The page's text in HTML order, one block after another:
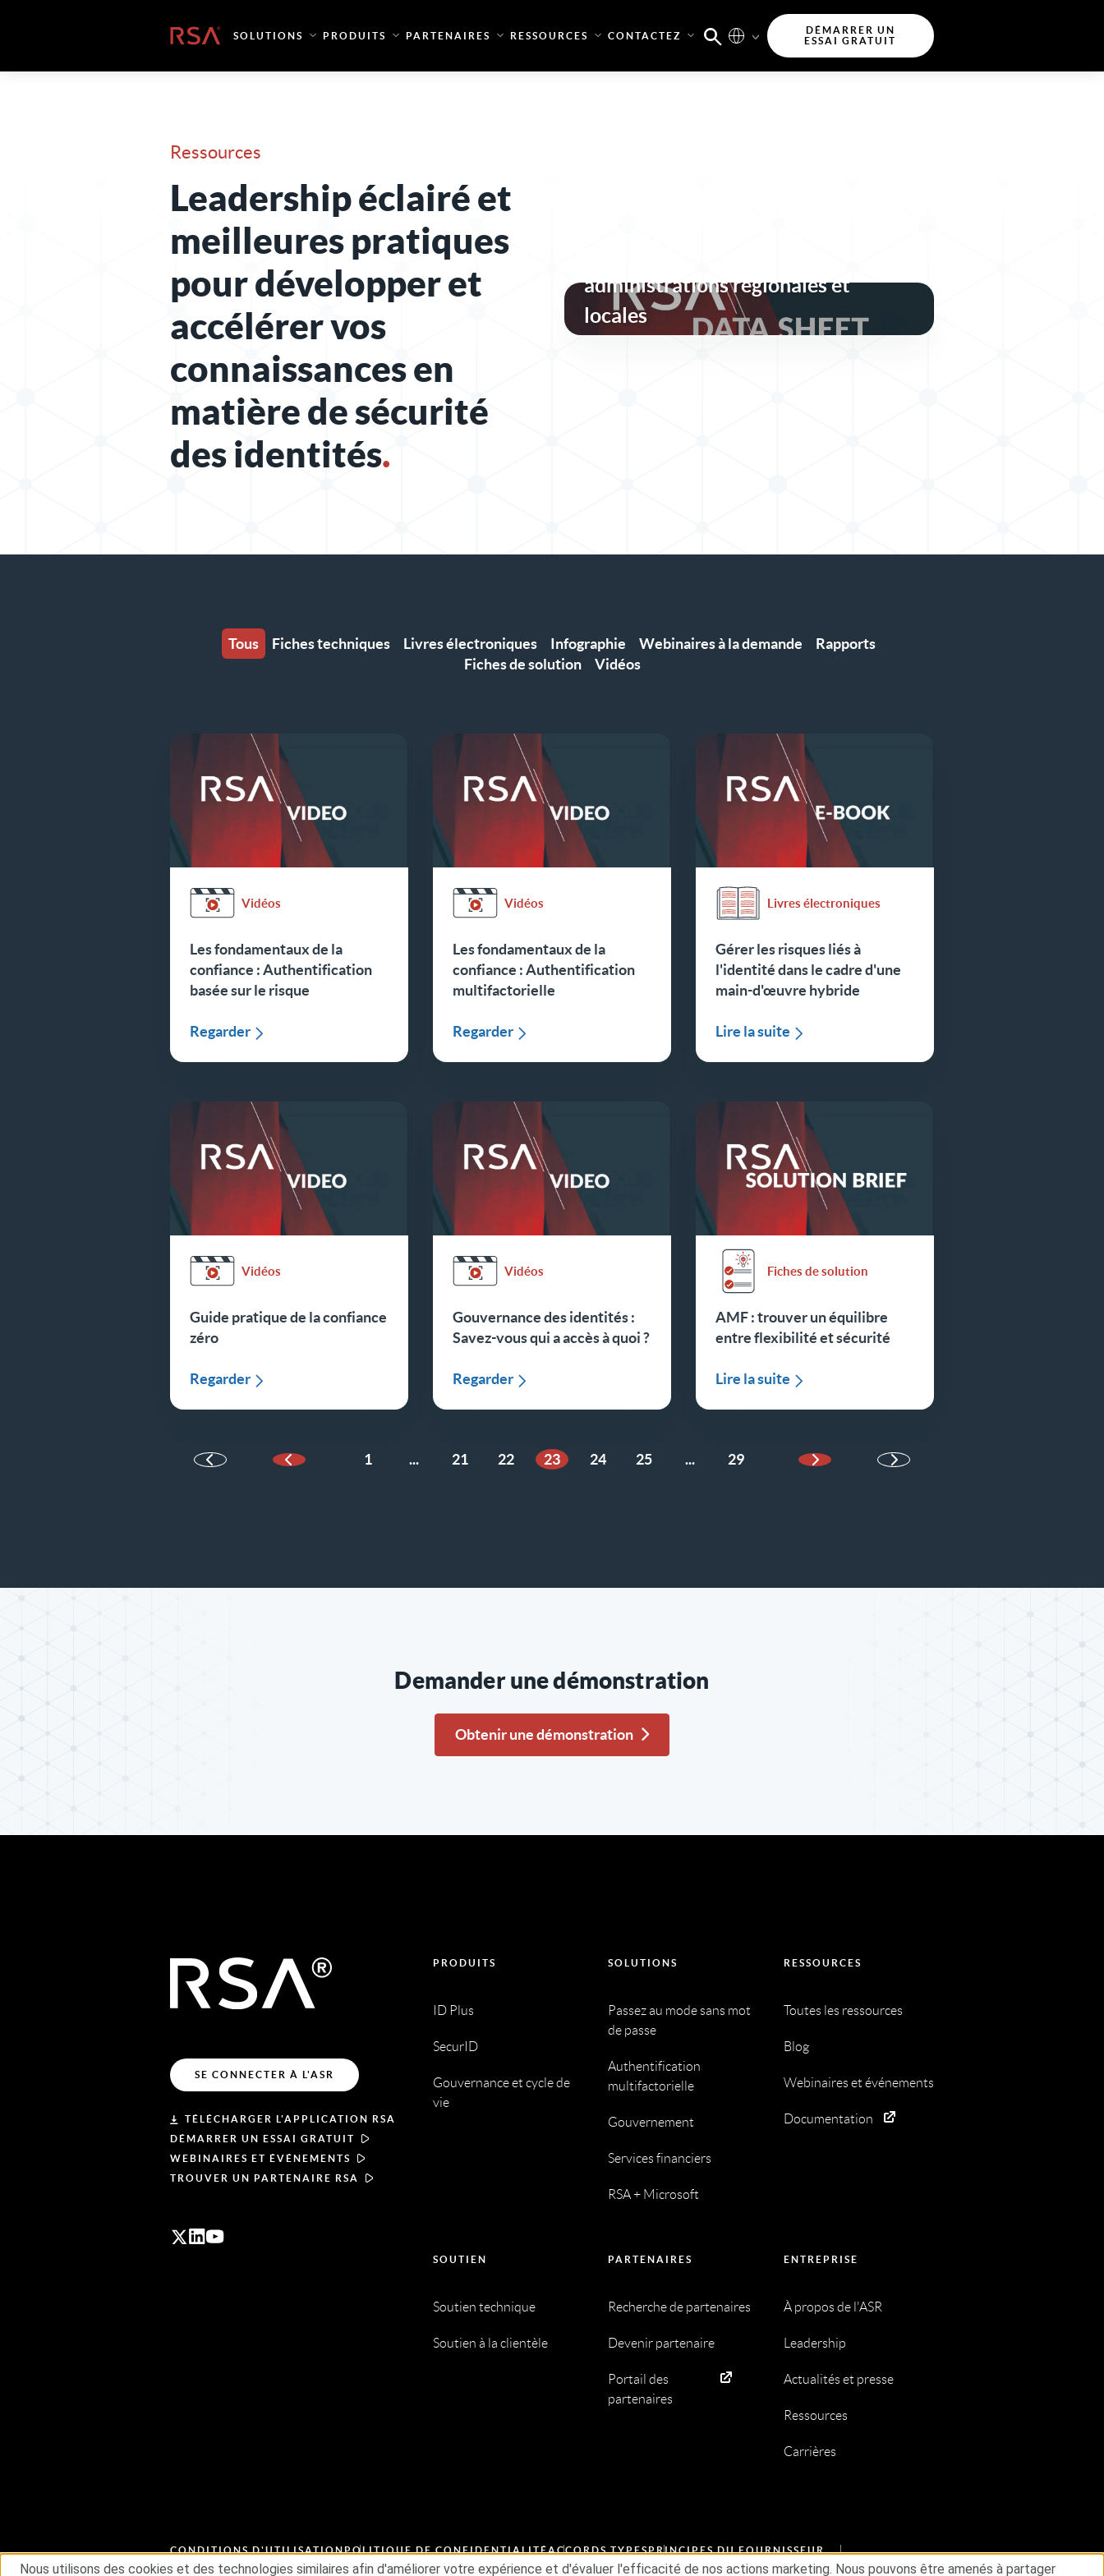
Accueil SOLUTIONS PRODUITS PARTENAIRES RESSOURCES CONTACTEZ
DÉMARRER UN
ESSAI GRATUIT
Ressources
Leadership éclairé et
meilleures pratiques
pour développer et
accélérer vos
connaissances en
matière de sécurité
des identités.
administrations régionales et
locales
Tous Fiches techniques Livres électroniques Infographie Webinaires à la demande
Rapports
Fiches de solution
Vidéos
Vidéos
Les fondamentaux de la
confiance : Authentification
basée sur le risque
Regarder
Vidéos
Les fondamentaux de la
confiance : Authentification
multifactorielle
Regarder
Livres électroniques
Gérer les risques liés à
l'identité dans le cadre d'une
main-d'œuvre hybride
Lire la suite
Vidéos
Guide pratique de la confiance
zéro
Regarder
Vidéos
Gouvernance des identités :
Savez-vous qui a accès à quoi ?
Regarder
Fiches de solution
AMF : trouver un équilibre
entre flexibilité et sécurité
Lire la suite
Page précédente
1 ... 21 22 23 24 25 ... 29
Page suivante
Demander une démonstration
Obtenir une démonstration
SE CONNECTER À L'ASR
TÉLÉCHARGER L'APPLICATION RSA
DÉMARRER UN ESSAI GRATUIT
WEBINAIRES ET ÉVÉNEMENTS
TROUVER UN PARTENAIRE RSA
PRODUITS
ID Plus
SecurID
Gouvernance et cycle de
vie
SOLUTIONS
Passez au mode sans mot
de passe
Authentification
multifactorielle
Gouvernement
Services financiers
RSA + Microsoft
RESSOURCES
Toutes les ressources
Blog
Webinaires et événements
Documentation
SOUTIEN
Soutien technique
Soutien à la clientèle
PARTENAIRES
Recherche de partenaires
Devenir partenaire
Portail des
partenaires
ENTREPRISE
À propos de l'ASR
Leadership
Actualités et presse
Ressources
Carrières
CONDITIONS D'UTILISATION POLITIQUE DE CONFIDENTIALITÉ ACCORDS TYPES PRINCIPES DU FOURNISSEUR
Nous utilisons des cookies et des technologies similaires afin d'améliorer votre expérience et d'évaluer l'efficacité de nos actions marketing. Nous pouvons être amenés à partager